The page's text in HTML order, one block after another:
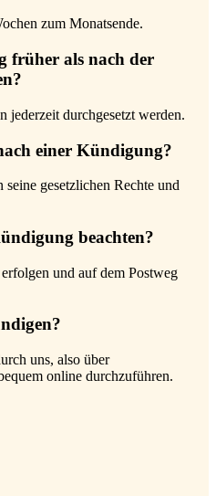
zum Monatsende.
früher als nach der
jederzeit durchgesetzt werden.
einer Kündigung?
gesetzlichen Rechte und
beachten?
und auf dem Postweg
uns, also über
online durchzuführen.